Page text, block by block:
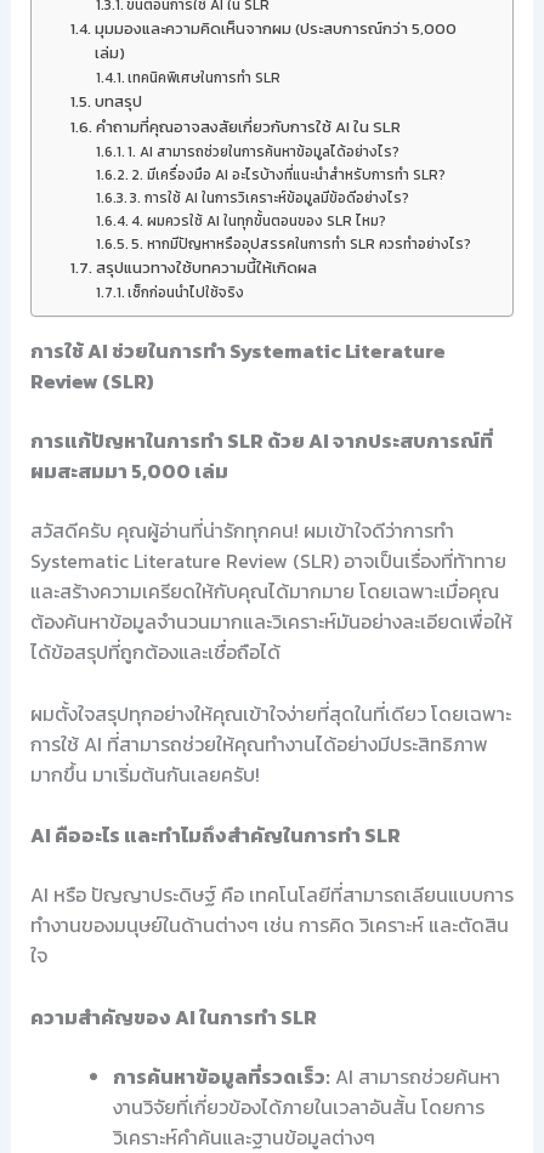
ขั้นตอนการใช้ AI ใน SLR
มุมมองและความคิดเห็นจากผม (ประสบการณ์กว่า 5,000
เล่ม)
เทคนิคพิเศษในการทำ SLR
บทสรุป
คำถามที่คุณอาจสงสัยเกี่ยวกับการใช้ AI ใน SLR
1. AI สามารถช่วยในการค้นหาข้อมูลได้อย่างไร?
2. มีเครื่องมือ AI อะไรบ้างที่แนะนำสำหรับการทำ SLR?
3. การใช้ AI ในการวิเคราะห์ข้อมูลมีข้อดีอย่างไร?
4. ผมควรใช้ AI ในทุกขั้นตอนของ SLR ไหม?
5. หากมีปัญหาหรืออุปสรรคในการทำ SLR ควรทำอย่างไร?
สรุปแนวทางใช้บทความนี้ให้เกิดผล
เช็กก่อนนำไปใช้จริง
การใช้ AI ช่วยในการทำ Systematic Literature
Review (SLR)
การแก้ปัญหาในการทำ SLR ด้วย AI จากประสบการณ์ที่
ผมสะสมมา 5,000 เล่ม
สวัสดีครับ คุณผู้อ่านที่น่ารักทุกคน! ผมเข้าใจดีว่าการทำ
Systematic Literature Review (SLR) อาจเป็นเรื่องที่ท้าทาย
และสร้างความเครียดให้กับคุณได้มากมาย โดยเฉพาะเมื่อคุณ
ต้องค้นหาข้อมูลจำนวนมากและวิเคราะห์มันอย่างละเอียดเพื่อให้
ได้ข้อสรุปที่ถูกต้องและเชื่อถือได้
ผมตั้งใจสรุปทุกอย่างให้คุณเข้าใจง่ายที่สุดในที่เดียว โดยเฉพาะ
การใช้ AI ที่สามารถช่วยให้คุณทำงานได้อย่างมีประสิทธิภาพ
มากขึ้น มาเริ่มต้นกันเลยครับ!
AI คืออะไร และทำไมถึงสำคัญในการทำ SLR
AI หรือ ปัญญาประดิษฐ์ คือ เทคโนโลยีที่สามารถเลียนแบบการ
ทำงานของมนุษย์ในด้านต่างๆ เช่น การคิด วิเคราะห์ และตัดสิน
ใจ
ความสำคัญของ AI ในการทำ SLR
การค้นหาข้อมูลที่รวดเร็ว: AI สามารถช่วยค้นหา
งานวิจัยที่เกี่ยวข้องได้ภายในเวลาอันสั้น โดยการ
วิเคราะห์คำค้นและฐานข้อมูลต่างๆ